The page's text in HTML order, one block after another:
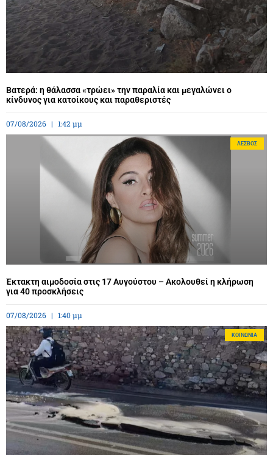
Βατερά: η θάλασσα «τρώει» την παραλία και μεγαλώνει ο
κίνδυνος για κατοίκους και παραθεριστές
07/08/2026 1:42 μμ
ΛΈΣΒΟΣ
Έκτακτη αιμοδοσία στις 17 Αυγούστου – Ακολουθεί η κλήρωση
για 40 προσκλήσεις
07/08/2026 1:40 μμ
ΚΟΙΝΩΝΊΑ